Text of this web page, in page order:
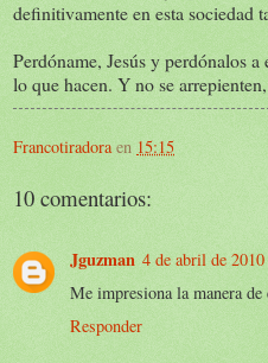
definitivamente en esta sociedad
Perdóname, Jesús y perdónalos
lo que hacen. Y no se
Francotiradora en 15:15
10 comentarios:
Jguzman 4 de abril de
Me impresiona la manera de
Responder